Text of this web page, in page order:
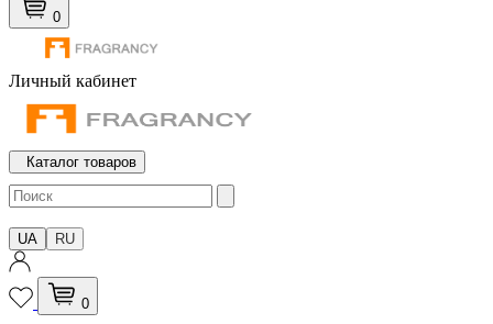
0
Личный кабинет
Каталог товаров
UA RU
0